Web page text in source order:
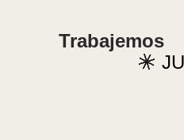
Trabajemos